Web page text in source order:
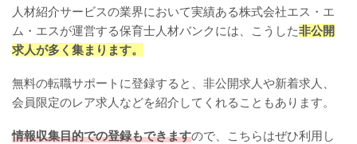
人材紹介サービスの業界において実績ある株式会社エス・エ
ム・エスが運営する保育士人材バンクには、こうした非公開
求人が多く集まります。
無料の転職サポートに登録すると、非公開求人や新着求人、
会員限定のレア求人などを紹介してくれることもあります。
情報収集目的での登録もできますので、こちらはぜひ利用し